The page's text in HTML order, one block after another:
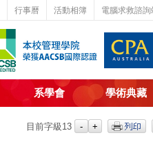
電腦求救諮詢
活動相簿
行事曆
系學會 學術典藏
目前字級 13